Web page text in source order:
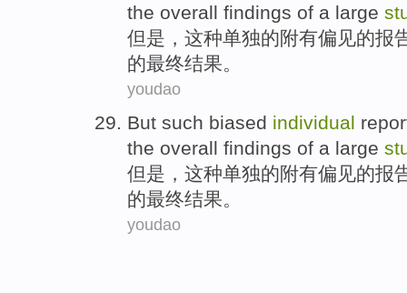
the overall findings of a large
但是， 这种单独的附有偏见的报
的最终结果 。
youdao
But such biased individual
the overall findings of a large
但是， 这种单独的附有偏见的报
的最终结果。
youdao